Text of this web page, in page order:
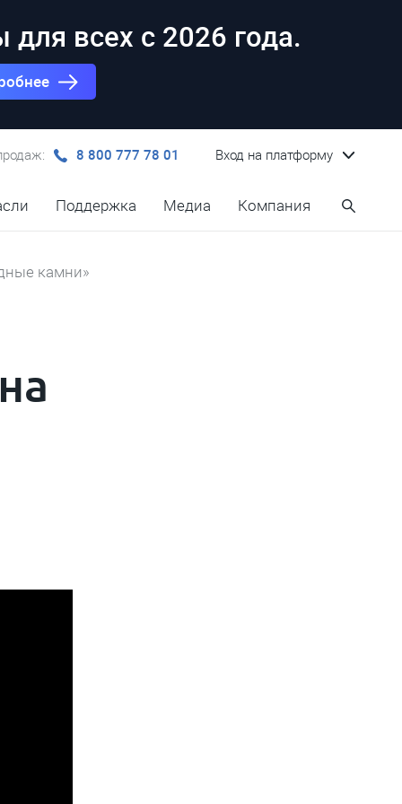
всех с 2026 года.
Вход на платформу
8 800 777 78 01
Поддержка Медиа Компания
камни»